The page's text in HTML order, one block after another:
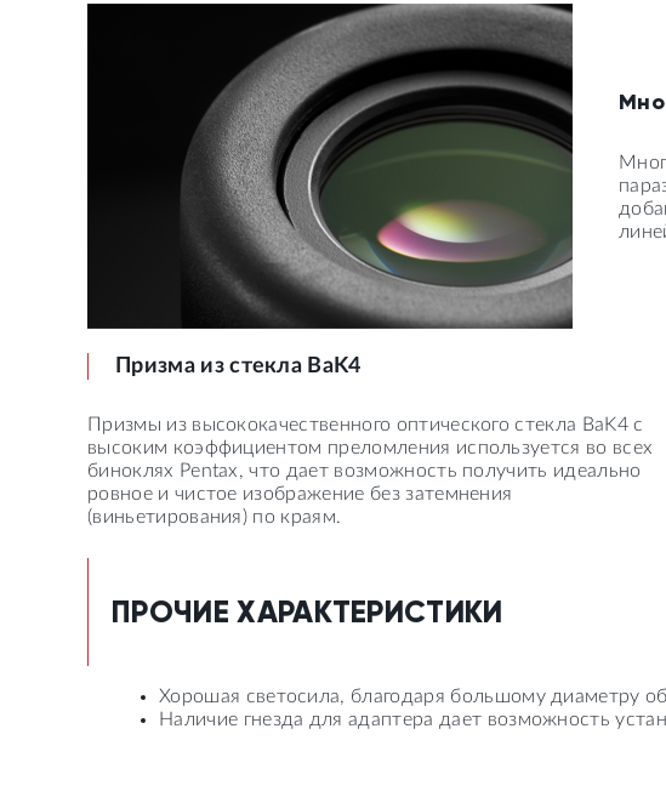
Призма из стекла BaK4
Призмы из высококачественного оптического стекла BaK4 с
высоким коэффициентом преломления используется во всех
биноклях Pentax, что дает возможность получить идеально
ровное и чистое изображение без затемнения
(виньетирования) по краям.
ПРОЧИЕ ХАРАКТЕРИСТИКИ
Хорошая светосила, благодаря большому диаметру
Наличие гнезда для адаптера дает возможность